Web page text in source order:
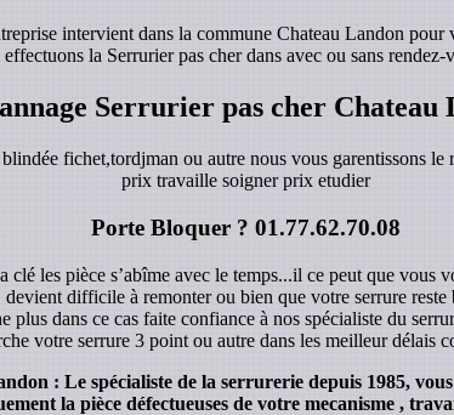
intervient dans la commune Chateau Landon
effectuons la Serrurier pas cher dans avec ou sans rendez-
Serrurier pas cher Chateau
fichet,tordjman ou autre nous vous garentissons
prix travaille soigner prix etudier
Porte Bloquer ?01.77.62.70.08
les pièce s’abîme avec le temps...il ce peut que vous
difficile à remonter ou bien que votre serrure reste
plus dans ce cas faite confiance à nos spécialiste du
votre serrure 3 point ou autre dans les meilleur délais
: Le spécialiste de la serrurerie depuis 1985,
la pièce défectueuses de votre mecanisme ,